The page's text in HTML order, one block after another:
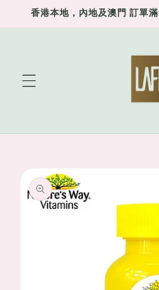
Skip to
香港本地，內地及澳門 訂單
product
information